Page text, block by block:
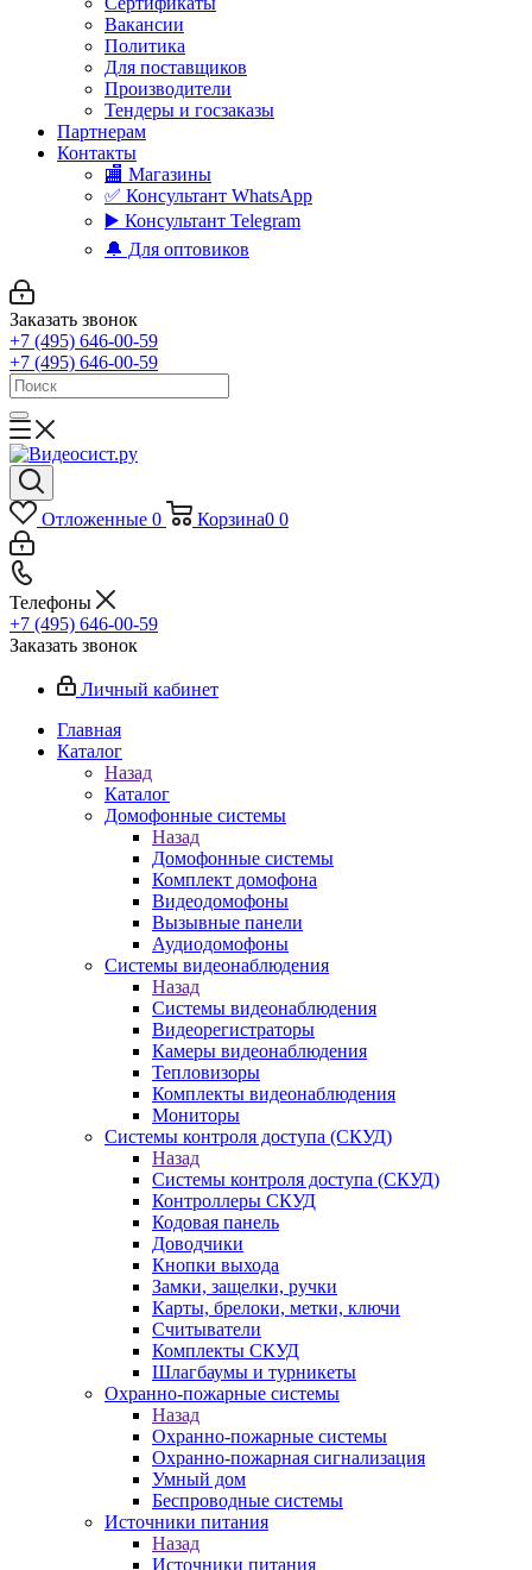
Вакансии
Политика
Для поставщиков
Производители
Тендеры и госзаказы
Партнерам
Контакты
🏬 Магазины
✅️ Консультант WhatsApp
▶️ Консультант Telegram
🔔 Для оптовиков
Заказать звонок
+7 (495) 646-00-59
+7 (495) 646-00-59
Отложенные 0 Корзина0 0
Телефоны
+7 (495) 646-00-59
Заказать звонок
Личный кабинет
Главная
Каталог
Назад
Каталог
Домофонные системы
Назад
Домофонные системы
Комплект домофона
Видеодомофоны
Вызывные панели
Аудиодомофоны
Системы видеонаблюдения
Назад
Системы видеонаблюдения
Видеорегистраторы
Камеры видеонаблюдения
Тепловизоры
Комплекты видеонаблюдения
Мониторы
Системы контроля доступа (СКУД)
Назад
Системы контроля доступа (СКУД)
Контроллеры СКУД
Кодовая панель
Доводчики
Кнопки выхода
Замки, защелки, ручки
Карты, брелоки, метки, ключи
Считыватели
Комплекты СКУД
Шлагбаумы и турникеты
Охранно-пожарные системы
Назад
Охранно-пожарные системы
Охранно-пожарная сигнализация
Умный дом
Беспроводные системы
Источники питания
Назад
Источники питания